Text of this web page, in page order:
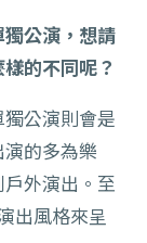
公演，想請
的不同呢？
公演則會是
的多為樂
外演出。至
出風格來呈